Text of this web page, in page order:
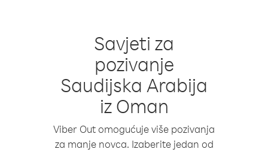
Savjeti za
pozivanje
Saudijska Arabija
iz Oman
Viber Out omogućuje više pozivanja
za manje novca. Izaberite jedan od